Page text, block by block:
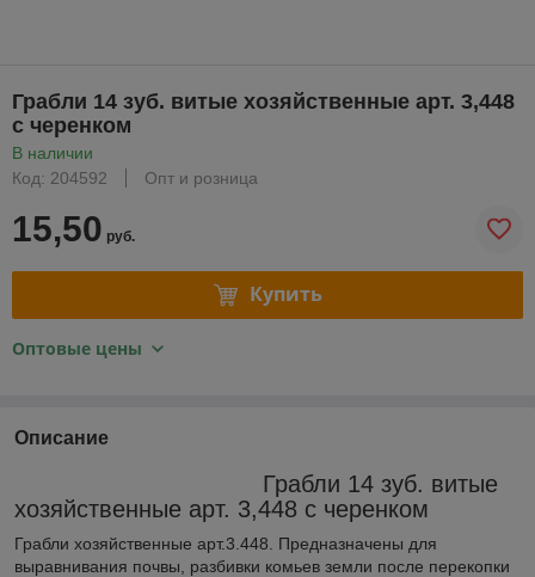
Грабли 14 зуб. витые хозяйственные арт. 3,448
с черенком
В наличии
Код: 204592
Опт и розница
15,50 руб.
Купить
Оптовые цены
Описание
Грабли 14 зуб. витые
хозяйственные арт. 3,448 с черенком
Грабли хозяйственные арт.3.448. Предназначены для
выравнивания почвы, разбивки комьев земли после перекопки